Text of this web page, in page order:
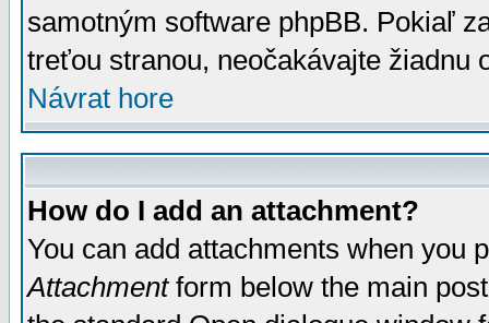
samotným software phpBB. Pokiaľ
treťou stranou, neočakávajte žiadnu
Návrat hore
How do I add an attachment?
You can add attachments when you
Attachmentform below the main